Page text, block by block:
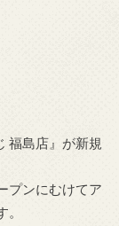
福島店』が新規
プンにむけてア